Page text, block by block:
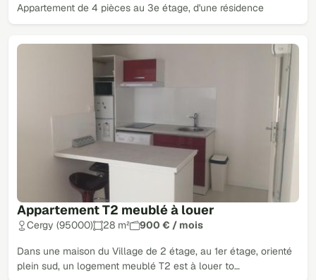
Appartement de 4 pièces au 3e étage, d'une résidence
Appartement T2 meublé à louer
Cergy (95000) 28 m² 900 € / mois
Dans une maison du Village de 2 étage, au 1er étage, orienté
plein sud, un logement meublé T2 est à louer to…